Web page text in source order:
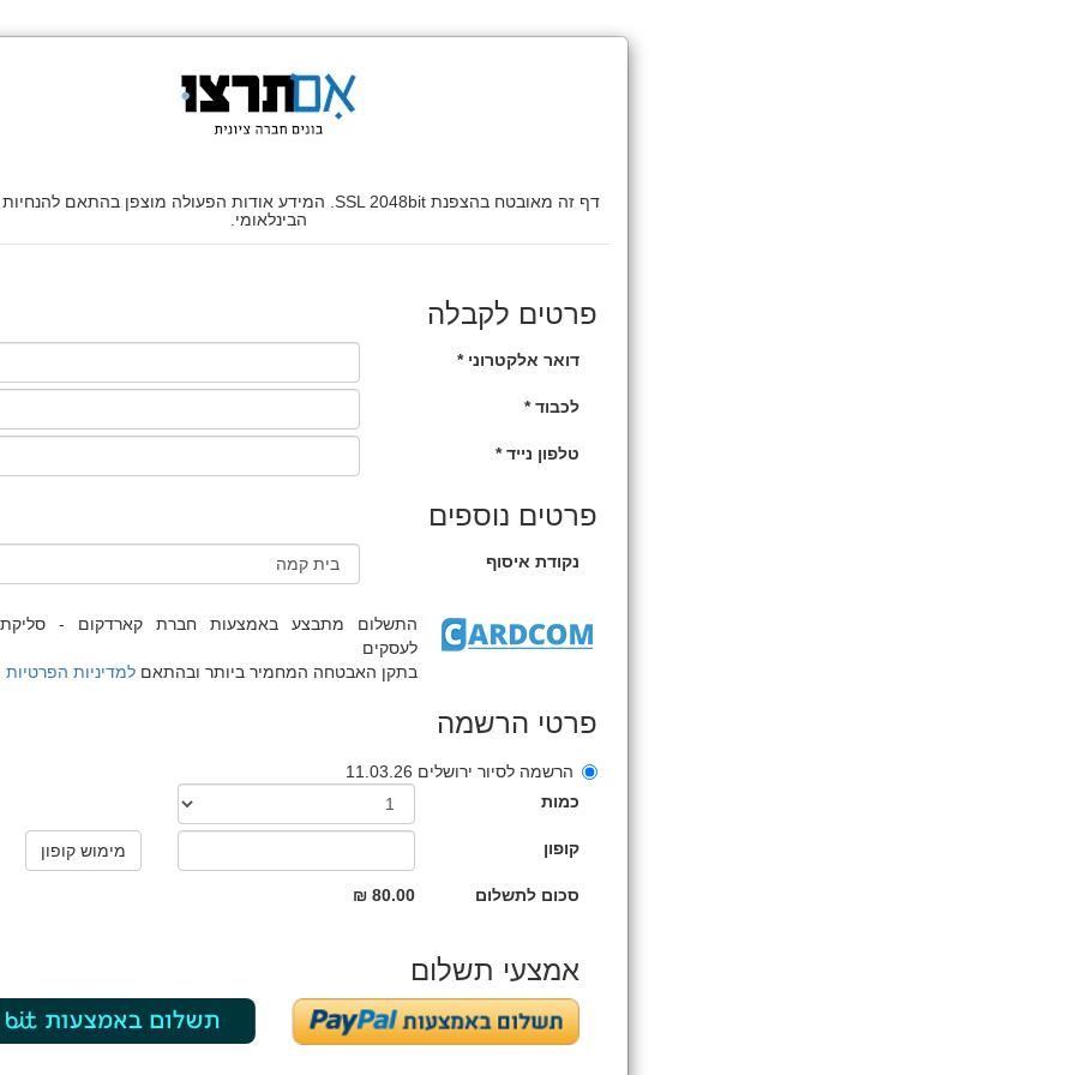
הבינלאומי.
פרטי הרשמה
הרשמה לסיור ירושלים 11.03.26
כמות
קופון
סכום לתשלום 80.00 ₪
פרטים לקבלה
דואר אלקטרוני *
לכבוד *
טלפון נייד *
פרטים נוספים
נקודת איסוף
אמצעי תשלום
התשלום מתבצע באמצעות חברת קארדקום -
לעסקים
בתקן האבטחה המחמיר ביותר ובהתאם למדיניות הפרטיות